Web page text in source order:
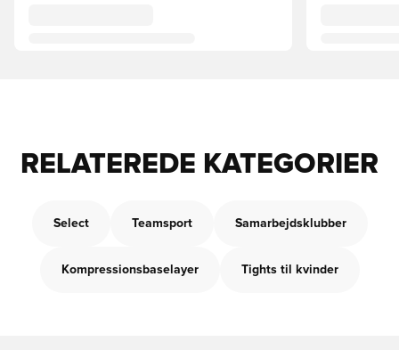
RELATEREDE KATEGORIER
Select Teamsport Samarbejdsklubber
Kompressionsbaselayer Tights til kvinder